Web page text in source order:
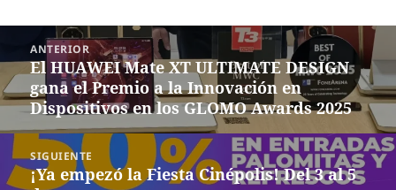
Navegación
de
entradas
ANTERIOR
Entrada
anterior:
El HUAWEI Mate XT ULTIMATE DESIGN
gana el Premio a la Innovación en
Dispositivos en los GLOMO Awards 2025
SIGUIENTE
Siguiente
¡Ya empezó la Fiesta Cinépolis! Del 3 al 5